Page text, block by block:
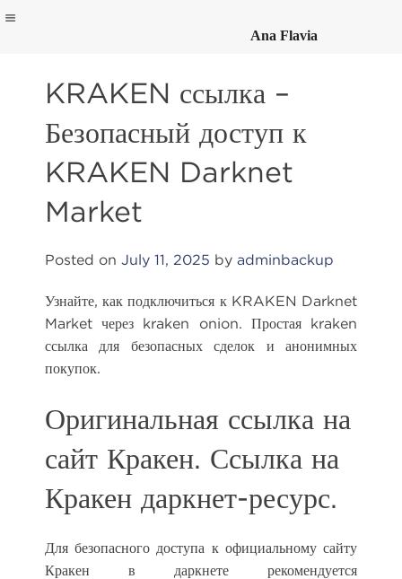
contentKRAKEN ссылка –
Безопасный доступ к
KRAKEN Darknet
Market
Posted on July 11, 2025 by adminbackup
Узнайте, как подключиться к KRAKEN Darknet
Market через kraken onion. Простая kraken
ссылка для безопасных сделок и анонимных
покупок.
Оригинальная ссылка на
сайт Кракен. Ссылка на
Кракен даркнет-ресурс.
Для безопасного доступа к официальному сайту
Кракен в даркнете рекомендуется
Ana Flavia